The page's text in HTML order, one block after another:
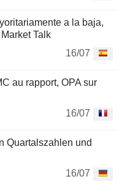
a la baja,
Talk
16/07
au rapport, OPA sur
16/07
Quartalszahlen und
16/07